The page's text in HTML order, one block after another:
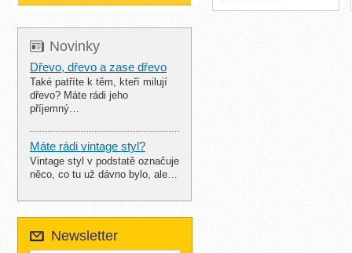
Novinky
Dřevo, dřevo a zase dřevo
Také patříte k těm, kteří milují
dřevo? Máte rádi jeho
příjemný…
Máte rádi vintage styl?
Vintage styl v podstatě označuje
něco, co tu už dávno bylo, ale…
Newsletter